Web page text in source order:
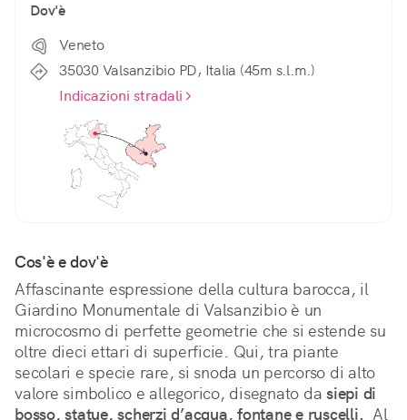
Dov'è
Veneto
35030 Valsanzibio PD, Italia (45m s.l.m.)
Indicazioni stradali
Cos'è e dov'è
Affascinante espressione della cultura barocca, il
Giardino Monumentale di Valsanzibio è un
microcosmo di perfette geometrie che si estende su
oltre dieci ettari di superficie. Qui, tra piante
secolari e specie rare, si snoda un percorso di alto
valore simbolico e allegorico, disegnato da siepi di
bosso, statue, scherzi d’acqua, fontane e ruscelli.
  Al